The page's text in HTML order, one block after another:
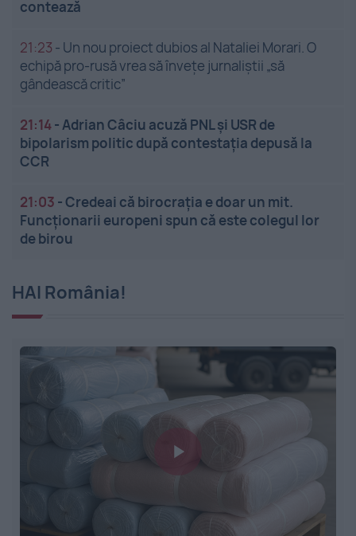
contează
21:23 - Un nou proiect dubios al Nataliei Morari. O
echipă pro-rusă vrea să înveţe jurnaliştii „să
gândească critic”
21:14-Adrian Câciu acuză PNL și USR de
bipolarism politic după contestația depusă la
CCR
21:03 -Credeai că birocrația e doar un mit.
Funcționarii europeni spun că este colegul lor
de birou
HAI România!